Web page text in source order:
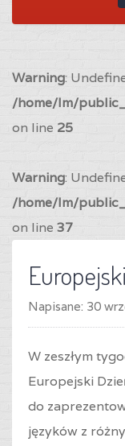
Warning:
/home/lm/
on line 25
Warning:
/home/lm/
on line 37
Napisane: 30
W zeszłym
Europejski
do
języków z